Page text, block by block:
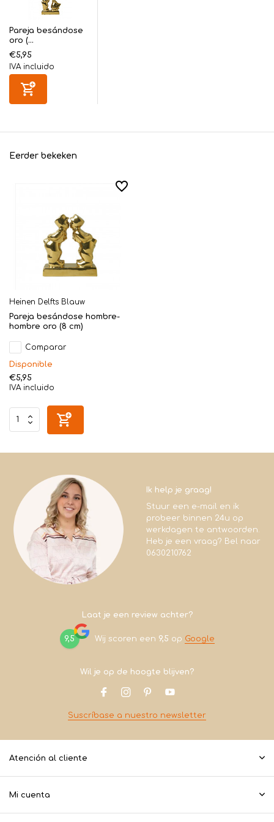
Pareja besándose
oro (...
€5,95
IVA incluido
Eerder bekeken
Heinen Delfts Blauw
Pareja besándose hombre-
hombre oro (8 cm)
Comparar
Disponible
€5,95
IVA incluido
Ik help je graag!
Stuur een e-mail en ik
probeer binnen 24u op
werkdagen te antwoorden.
Heb je een vraag? Bel naar
0630210762
Laat je een review achter?
9,5 Wij scoren een 9,5 op Google
Wil je op de hoogte blijven?
Suscríbase a nuestro newsletter
Atención al cliente
Mi cuenta